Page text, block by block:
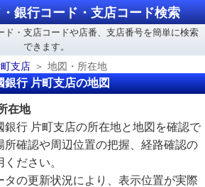
銀行コード・支店コード検索
ド・支店コードや店番、支店番号を簡単に検索
できます。
町支店 地図・所在地
銀行 片町支店の地図
在地
銀行 片町支店の所在地と地図を確認で
所確認や周辺位置の把握、経路確認の
ださい。
タの更新状況により、表示位置が実際